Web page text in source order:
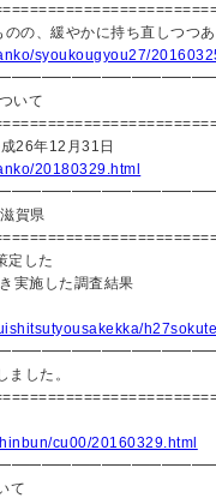
の、緩やかに持ち直しつつ
syoukougyou27/
いて
平成26年12月31日
20180329.html
て 滋賀県
定した
実施した調査結果
した。
cu00/20160329.html
いて